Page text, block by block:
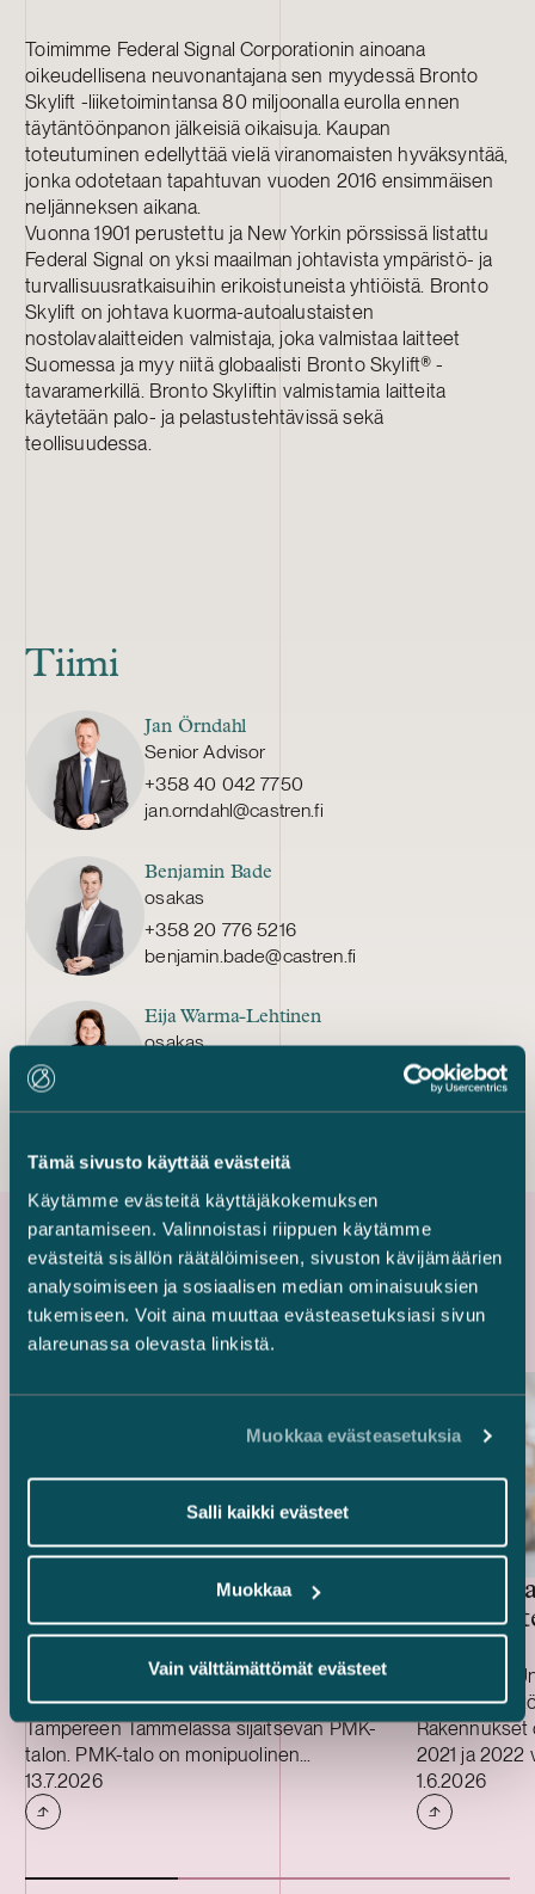
Tämä sivusto käyttää evästeitä
Käytämme evästeitä käyttäjäkokemuksen
parantamiseen. Valinnoistasi riippuen käytämme
evästeitä sisällön räätälöimiseen, sivuston kävijämäärien
analysoimiseen ja sosiaalisen median ominaisuuksien
tukemiseen. Voit aina muuttaa evästeasetuksiasi sivun
alareunassa olevasta linkistä.
Muokkaa evästeasetuksia
Salli kaikki evästeet
Muokkaa
Vain välttämättömät evästeet
Toimimme Federal Signal Corporationin ainoana
oikeudellisena neuvonantajana sen myydessä Bronto
Skylift -liiketoimintansa 80 miljoonalla eurolla ennen
täytäntöönpanon jälkeisiä oikaisuja. Kaupan
toteutuminen edellyttää vielä viranomaisten hyväksyntää,
jonka odotetaan tapahtuvan vuoden 2016 ensimmäisen
neljänneksen aikana.
Vuonna 1901 perustettu ja New Yorkin pörssissä listattu
Federal Signal on yksi maailman johtavista ympäristö- ja
turvallisuusratkaisuihin erikoistuneista yhtiöistä. Bronto
Skylift on johtava kuorma-autoalustaisten
nostolavalaitteiden valmistaja, joka valmistaa laitteet
Suomessa ja myy niitä globaalisti Bronto Skylift® -
tavaramerkillä. Bronto Skyliftin valmistamia laitteita
käytetään palo- ja pelastustehtävissä sekä
teollisuudessa.
Tiimi
Jan Örndahl
Senior Advisor
+358 40 042 7750
jan.orndahl@castren.fi
Benjamin Bade
osakas
+358 20 776 5216
benjamin.bade@castren.fi
Eija Warma-Lehtinen
osakas
Uusimmat referenssit
Mandatumin hallinnoima
erikoissijoitusrahasto – PMK-
talon myynti
Avustimme Mandatumin hallinnoimaa
erikoissijoitusrahastoa sen myydessä
Tampereen Tammelassa sijaitsevan PMK-
talon. PMK-talo on monipuolinen
toimitilakiinteistö, jossa toimii kymmeniä
vuokralaisia. Tilat ovat muun muassa
varasto-, tuotanto- ja toimistokäytössä.
Julkaistu
13.7.2026
United
Avustimme
Rakennukset
2021 ja 2022
tekniset- ja
kolme
Portfolion
Julkaistu
1.6.2026